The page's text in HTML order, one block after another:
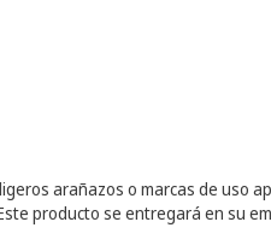
arañazos o marcas de uso
producto se entregará en su